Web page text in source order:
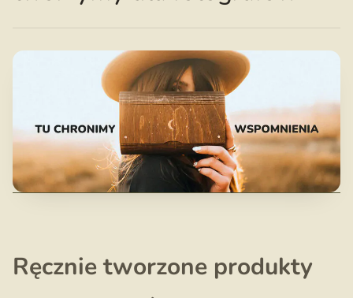
Ręcznie tworzone produkty